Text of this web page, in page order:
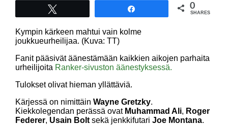
0
SHARES
Kympin kärkeen mahtui vain kolme
joukkueurheilijaa. (Kuva: TT)
Fanit pääsivät äänestämään kaikkien aikojen parhaita
urheilijoita Ranker-sivuston äänestyksessä.
Tulokset olivat hieman yllättäviä.
Kärjessä on nimittäin Wayne Gretzky.
Kiekkolegendan perässä ovat Muhammad Ali, Roger
Federer, Usain Bolt sekä jenkkifutari Joe Montana.